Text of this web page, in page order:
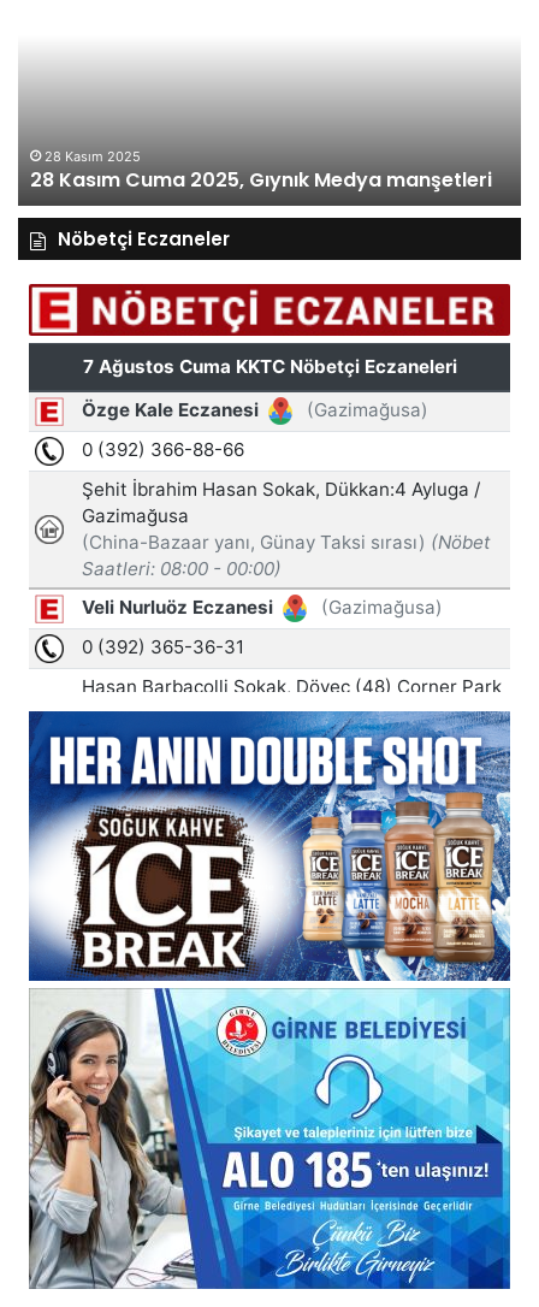
2025
Cuma 2025, Gıynık Medya manşetleri
Nöbetçi Eczaneler